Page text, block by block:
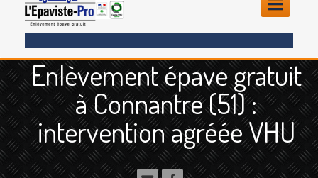
ENLÈVEMENTÉPAVE
Quoi ?
Scooteret Moto
Camion
et Poids Lourd
Enlèvement épave gratuit
à Connantre (51) :
intervention agréée VHU